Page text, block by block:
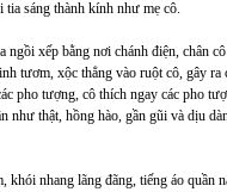
sáng thành kính như mẹ cô.
xếp bằng nơi chánh điện, chân cô
tươm, xộc thẳng vào ruột cô, gây ra
pho tượng, cô thích ngay các pho
như thật, hồng hào, gần gũi và dịu
khói nhang lãng đãng, tiếng áo quần